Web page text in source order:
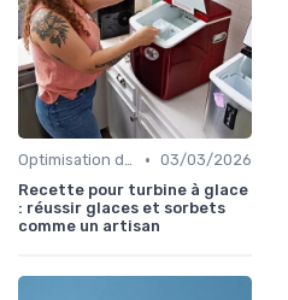
Optimisation de Production • 03/03/2026
Recette pour turbine à glace
: réussir glaces et sorbets
comme un artisan